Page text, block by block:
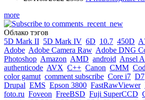
more
Облако тэгов
5D Mark II 5D Mark IV 6D 10.7 450D
Adobe Adobe Camera Raw Adobe DNG
Photoshop Amazon AMD android Ansel
authenticode AVX C++ Canon CMM
color gamut comment subscribe Core i7 D7
Drupal EMS Epson 3800 FastRawViewer
foto.ru Foveon FreeBSD Fuji SuperCCD